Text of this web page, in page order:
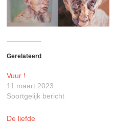
Gerelateerd
Vuur !
11 maart 2023
Soortgelijk bericht
De liefde